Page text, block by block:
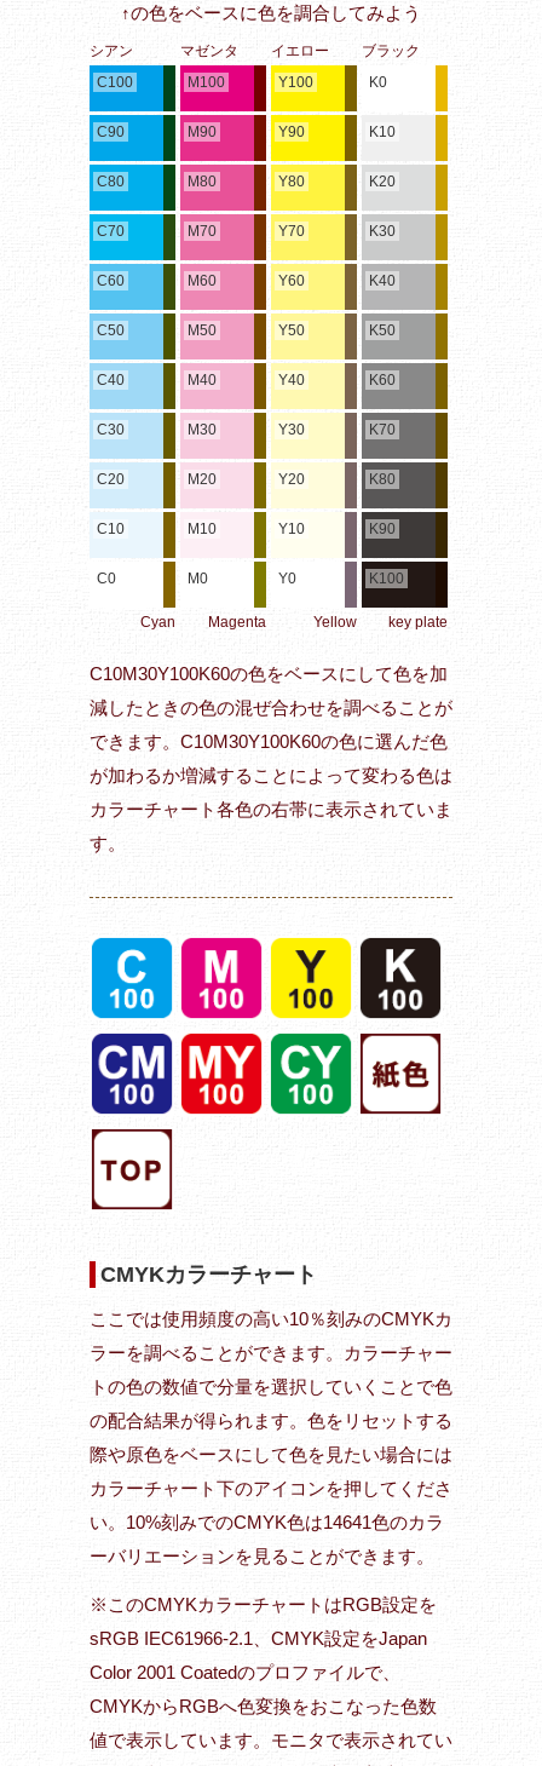
↑の色をベースに色を調合してみよう
シアン
C100
C90
C80
C70
C60
C50
C40
C30
C20
C10
C0
Cyan
マゼンタ
M100
M90
M80
M70
M60
M50
M40
M30
M20
M10
M0
Magenta
イエロー
Y100
Y90
Y80
Y70
Y60
Y50
Y40
Y30
Y20
Y10
Y0
Yellow
ブラック
K0
K10
K20
K30
K40
K50
K60
K70
K80
K90
K100
key plate
C10M30Y100K60の色をベースにして色を加
減したときの色の混ぜ合わせを調べることが
できます。C10M30Y100K60の色に選んだ色
が加わるか増減することによって変わる色は
カラーチャート各色の右帯に表示されていま
す。
CMYKカラーチャート
ここでは使用頻度の高い10％刻みのCMYKカ
ラーを調べることができます。カラーチャー
トの色の数値で分量を選択していくことで色
の配合結果が得られます。色をリセットする
際や原色をベースにして色を見たい場合には
カラーチャート下のアイコンを押してくださ
い。10%刻みでのCMYK色は14641色のカラ
ーバリエーションを見ることができます。
※このCMYKカラーチャートはRGB設定を
sRGB IEC61966-2.1、CMYK設定をJapan
Color 2001 Coatedのプロファイルで、
CMYKからRGBへ色変換をおこなった色数
値で表示しています。モニタで表示されてい